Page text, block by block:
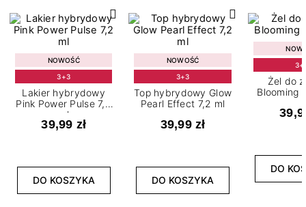
NOWOŚĆ
3+3
Lakier hybrydowy
Pink Power Pulse 7,2
ml
39,99 zł
DO KOSZYKA
NOWOŚĆ
3+3
Top hybrydowy Glow
Pearl Effect 7,2 ml
39,99 zł
DO KOSZYKA
Żel do
Blooming
DO